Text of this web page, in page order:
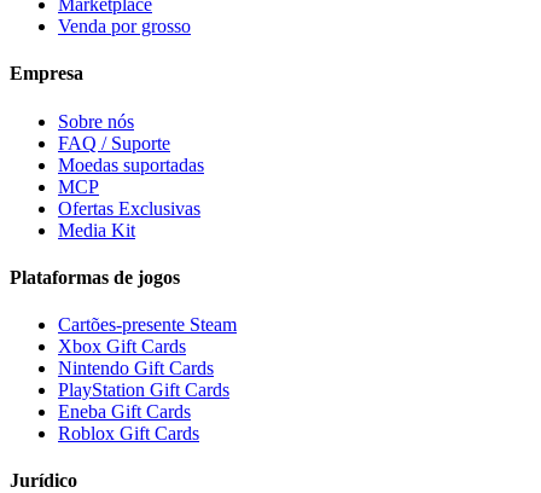
Marketplace
Venda por grosso
Empresa
Sobre nós
FAQ / Suporte
Moedas suportadas
MCP
Ofertas Exclusivas
Media Kit
Plataformas de jogos
Cartões-presente Steam
Xbox Gift Cards
Nintendo Gift Cards
PlayStation Gift Cards
Eneba Gift Cards
Roblox Gift Cards
Jurídico